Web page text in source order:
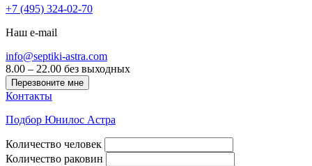
+7 (495) 324-02-70
Наш e-mail
info@septiki-astra.com
8.00 – 22.00 без выходных
Перезвоните мне
Контакты
Подбор Юнилос Астра
Количество человек
Количество раковин